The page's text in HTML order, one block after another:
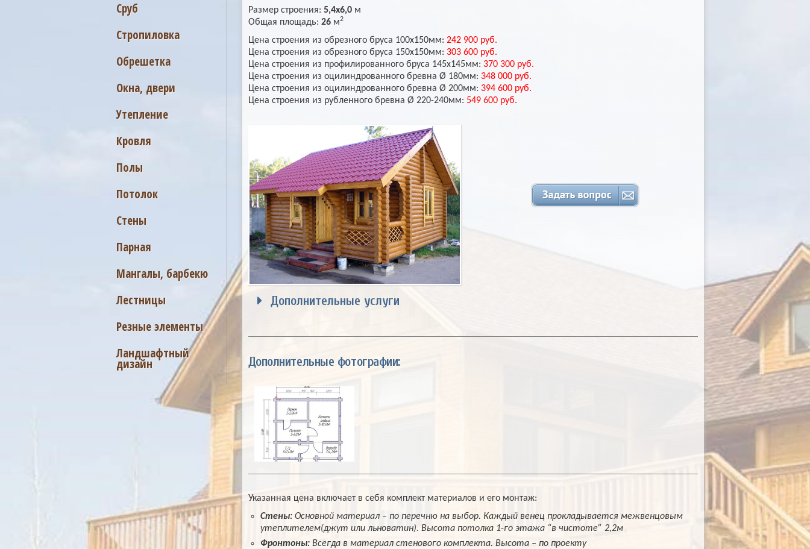
Сруб
Стропиловка
Обрешетка
Окна, двери
Утепление
Кровля
Полы
Потолок
Стены
Парная
Мангалы, барбекю
Лестницы
Резные элементы
Ландшафтный
дизайн
Размер строения: 5,4х6,0м
Общая площадь: 26 м2
Цена строения из обрезного бруса 100х150мм: 242 900 руб.
Цена строения из обрезного бруса 150х150мм: 303 600 руб.
Цена строения из профилированного бруса 145х145мм: 370 300 руб.
Цена строения из оцилиндрованного бревна Ø 180мм: 348 000 руб.
Цена строения из оцилиндрованного бревна Ø 200мм: 394 600 руб.
Цена строения из рубленного бревна Ø 220-240мм: 549 600 руб.
Дополнительные услуги
Дополнительные фотографии:
Указанная цена включает в себя комплект материалов и его монтаж:
Стены:Основной материал – по перечню на выбор. Каждый венец прокладывается межвенцовым
утеплителем(джут или льноватин). Высота потолка 1-го этажа “в чистоте” 2,2м
Фронтоны:Всегда в материал стенового комплекта. Высота – по проекту